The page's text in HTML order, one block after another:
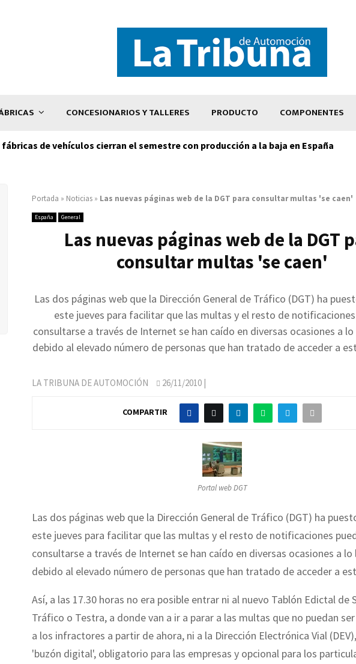
CONCESIONARIOS Y TALLERES PRODUCTO COMPONENTES
fábricas de vehículos cierran el semestre con producción a la baja en España
Portada » Noticias » Las nuevas páginas web de la DGT para consultar multas 'se caen'
España General
Las nuevas páginas web de la DGT
consultar multas 'se caen'
Las dos páginas web que la Dirección General de Tráfico (DGT) ha
este jueves para facilitar que las multas y el resto de
consultarse a través de Internet se han caído en diversas ocasiones a
debido al elevado número de personas que han tratado de acceder a
LA TRIBUNA DE AUTOMOCIÓN 26/11/2010 |
COMPARTIR
Portal web DGT
Las dos páginas web que la Dirección General de Tráfico (DGT) ha
este jueves para facilitar que las multas y el resto de notificaciones
consultarse a través de Internet se han caído en diversas ocasiones a
debido al elevado número de personas que han tratado de acceder a
Así, a las 17.30 horas no era posible entrar ni al nuevo Tablón Edictal de
Tráfico o Testra, a donde van a ir a parar a las multas que no puedan
a los infractores a partir de ahora, ni a la Dirección Electrónica Vial
'buzón digital', obligatorio para las empresas y opcional para los